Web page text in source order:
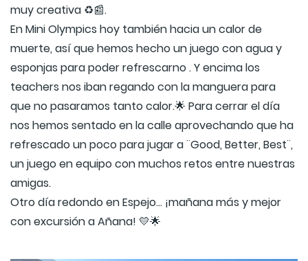
muy creativa ♻️📰.
En Mini Olympics hoy también hacia un calor de
muerte, así que hemos hecho un juego con agua y
esponjas para poder refrescarno . Y encima los
teachers nos iban regando con la manguera para
que no pasaramos tanto calor.🌟 Para cerrar el día
nos hemos sentado en la calle aprovechando que ha
refrescado un poco para jugar a ¨Good, Better, Best¨,
un juego en equipo con muchos retos entre nuestras
amigas.
Otro día redondo en Espejo… ¡mañana más y mejor
con excursión a Añana! 💛🌟